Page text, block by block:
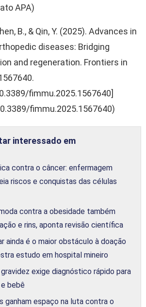
APA)
B., & Qin, Y. (2025). Advances in
diseases: Bridging
and regeneration. Frontiers in
fimmu.2025.1567640]
fimmu.2025.1567640)
interessado em
contra o câncer: enfermagem
riscos e conquistas das células
contra a obesidade também
e rins, aponta revisão científica
ainda é o maior obstáculo à doação
estudo em hospital mineiro
exige diagnóstico rápido para
bebê
ganham espaço na luta contra o